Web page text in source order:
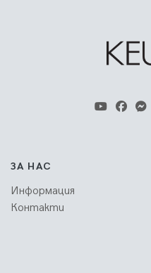
ЗА НАС
Информация
Контакти